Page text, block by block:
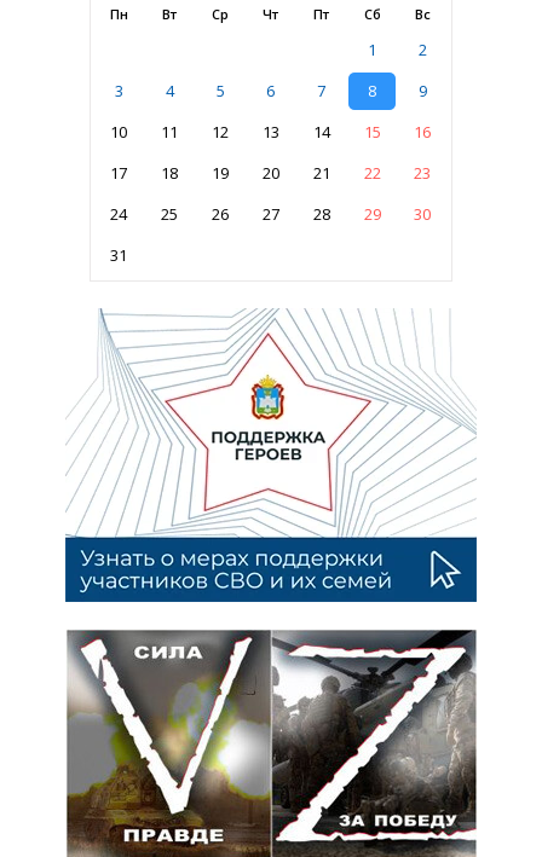
Пн Вт Ср Чт Пт Сб Вс
1
2
3
4 5 6 7 8
9
10
11 12 13 14 15
16
17
18 19 20 21 22
23
24
25 26 27 28 29
30
31